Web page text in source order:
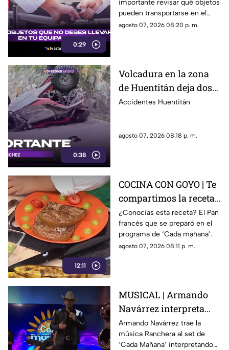
0:29
quitarte en el
aeropuerto
importante revisar qué objetos
pueden transportarse en el
equipaje de mano, ya que
agosto 07, 2026 08:20 p. m.
0:38
Volcadura en la zona
de Huentitán deja dos
personas heridas
Accidentes Huentitán
agosto 07, 2026 08:18 p. m.
12:11
COCINA CON GOYO | Te
compartimos la receta
de un delicioso pan
francés
¿Conocias esta receta? El Pan
francés que se preparó en el
programa de ‘Cada mañana’.
agosto 07, 2026 08:11 p. m.
MUSICAL | Armando
Navárrez interpreta
'Corazón en modo
Avión' EN VIVO
Armando Navárrez trae la
música Ranchera al set de
‘Cada Mañana’ interpretando